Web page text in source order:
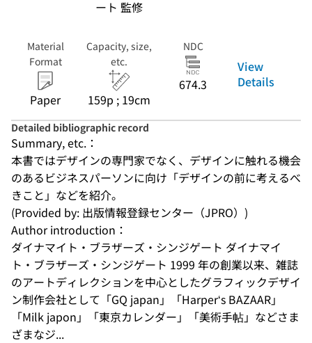
ート 監修
Material
Format
Paper
Capacity, size,
etc.
159p ; 19cm
NDC
674.3
View
Details
Detailed bibliographic record
Summary, etc.：
本書ではデザインの専門家でなく、デザインに触れる機会
のあるビジネスパーソンに向け「デザインの前に考えるべ
きこと」などを紹介。
(Provided by: 出版情報登録センター（JPRO）)
Author introduction：
ダイナマイト・ブラザーズ・シンジゲート ダイナマイ
ト・ブラザーズ・シンジゲート 1999 年の創業以来、雑誌
のアートディレクションを中心としたグラフィックデザイ
ン制作会社として「GQ japan」「Harper‘s BAZAAR」
「Milk japon」「東京カレンダー」「美術手帖」などさま
ざまなジ...